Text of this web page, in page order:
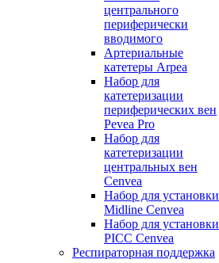
центрального
периферически
вводимого
Артериальные
катетеры Arpea
Набор для
катетеризации
периферических вен
Pevea Pro
Набор для
катетеризации
центральных вен
Cenvea
Набор для установки
Midline Cenvea
Набор для установки
PICC Cenvea
Респираторная поддержка